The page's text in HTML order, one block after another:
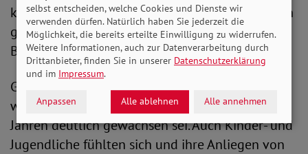
keine alternativen Beschäftigungsmöglichkeiten
gehabt. Auch der Fernunterricht sei unter diesen
Bedingungen erschwert gewesen.
Generell, so Holger Hofmann, tue die Politik zu
wenig gegen Kinderarmut, die in den letzten
Jahren deutlich gewachsen sei. Auch Kinder- und
Jugendliche fühlten sich und ihre Anliegen von
selbst entscheiden, welche Cookies und Dienste wir
verwenden dürfen. Natürlich haben Sie jederzeit die
Möglichkeit, die bereits erteilte Einwilligung zu widerrufen.
Weitere Informationen, auch zur Datenverarbeitung durch
Drittanbieter, finden Sie in unserer Datenschutzerklärung
und im Impressum.
Anpassen Alle ablehnen Alle annehmen